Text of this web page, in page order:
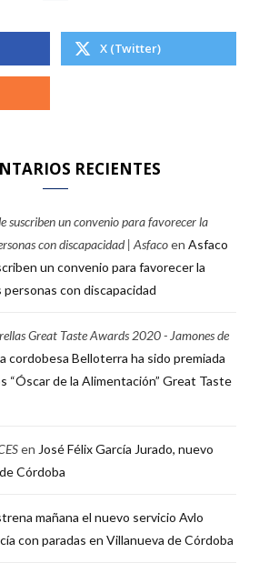
X (Twitter)
RECIENTES
suscriben un convenio para favorecer la
con discapacidad | Asfacoen Asfaco
un convenio para favorecer la
con discapacidad
Great Taste Awards 2020 - Jamones de
cordobesa Belloterra ha sido premiada
“Óscar de la Alimentación” Great Taste
en José Félix García Jurado, nuevo
Córdoba
mañana el nuevo servicio Avlo
con paradas en Villanueva de Córdoba